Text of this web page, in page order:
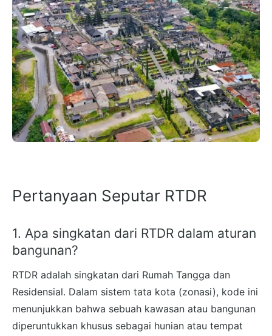
Pertanyaan Seputar RTDR
1. Apa singkatan dari RTDR dalam aturan
bangunan?
RTDR adalah singkatan dari Rumah Tangga dan
Residensial. Dalam sistem tata kota (zonasi), kode ini
menunjukkan bahwa sebuah kawasan atau bangunan
diperuntukkan khusus sebagai hunian atau tempat